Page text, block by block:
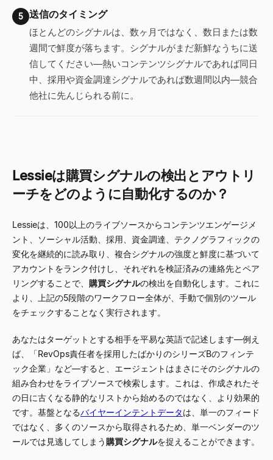
5 送信のタイミング
ほとんどのシグナルは、数ヶ月ではなく、数日または数
週間で鮮度が落ちます。シグナルがまだ新鮮なうちに送
信してください—熱いコンテンツシグナルであれば同日
中、採用や資金調達シグナルであれば数週間以内—競合
他社に先んじられる前に。
Lessieは購買シグナルの検出とアウトリ
ーチをどのように自動化するのか？
Lessieは、100以上のライブソースからコンテンツエンゲージメ
ント、ソーシャル活動、採用、資金調達、テクノグラフィックの
変化を継続的に読み取り、複合シグナルの強度と鮮度に基づいて
アカウントをランク付けし、それぞれを検証済みの連絡先とペア
リングすることで、 購買シグナルの検出を自動化します。これに
より、上記の5段階のワークフロー全体が、手動で個別のツール
をチェックすることなく実行されます。
あなたはターゲットとする相手を平易な英語で記述します—例え
ば、「RevOps責任者を採用したばかりのシリーズBのフィンテ
ック企業」など—すると、エージェントはまさにそのシグナルの
組み合わせをライブソースで検索します。これは、作成されたそ
の日に古くなる静的なリストから始めるのではなく、より効果的
です。基盤となるバイヤーインテントデータは、単一のフィード
ではなく、多くのソースから取得されるため、単一ベンダーのツ
ールでは見逃してしまう購買シグナルを捉えることができます。